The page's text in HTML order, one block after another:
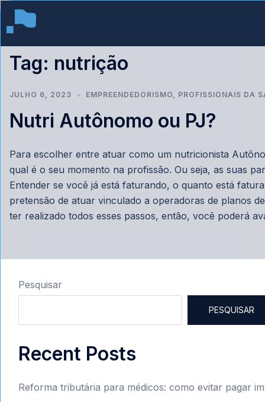
Tag: nutrição
JULHO 6, 2023 EMPREENDEDORISMO, PROFISSIONAIS DA
Nutri Autônomo ou PJ?
Para escolher entre atuar como um nutricionista
qual é o seu momento na profissão. Ou seja, as suas
Entender se você já está faturando, o quanto está
pretensão de atuar vinculado a operadoras de planos
ter realizado todos esses passos, então, você poderá
Pesquisar
PESQUISAR
Recent Posts
Reforma tributária para médicos: como evitar pagar